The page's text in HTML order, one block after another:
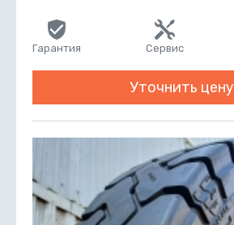
Гарантия Сервис
Уточнить цену